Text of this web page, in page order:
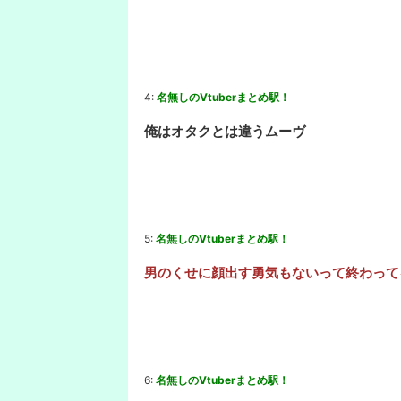
4: 名無しのVtuberまとめ駅！
俺はオタクとは違うムーヴ
5: 名無しのVtuberまとめ駅！
男のくせに顔出す勇気もないって終わっ
6: 名無しのVtuberまとめ駅！